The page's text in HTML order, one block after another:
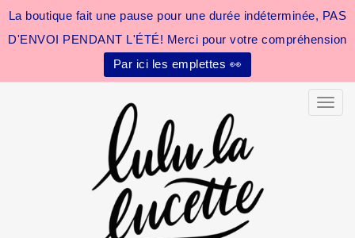
La boutique fait une pause pour une durée indéterminée, PAS
D'ENVOI PENDANT L'ÉTÉ! Merci pour votre compréhension
Par ici les emplettes 👀